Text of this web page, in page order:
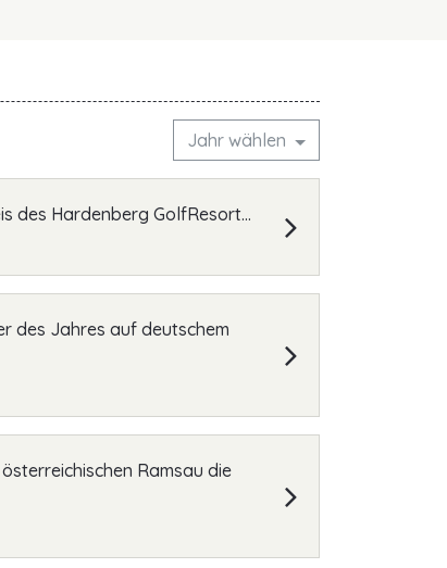
Jahr wählen
des Hardenberg GolfResort...
des Jahres auf deutschem
Ramsau die